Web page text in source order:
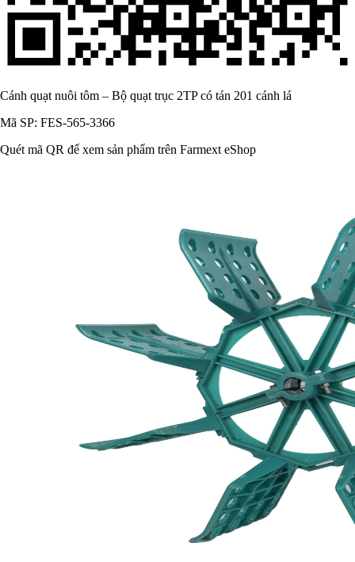
Cánh quạt nuôi tôm – Bộ quạt trục 2TP có tán 201 cánh lá
Mã SP: FES-565-3366
Quét mã QR để xem sản phẩm trên Farmext eShop